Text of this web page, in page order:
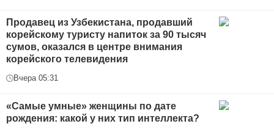
Продавец из Узбекистана, продавший
корейскому туристу напиток за 90 тысяч
сумов, оказался в центре внимания
корейского телевидения
Вчера 05:31
«Самые умные» женщины по дате
рождения: какой у них тип интеллекта?